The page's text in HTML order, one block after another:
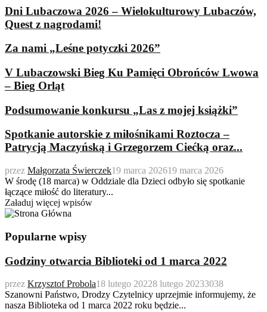
Dni Lubaczowa 2026 – Wielokulturowy Lubaczów,
Quest z nagrodami!
Za nami „Leśne potyczki 2026”
V Lubaczowski Bieg Ku Pamięci Obrońców Lwowa
– Bieg Orląt
Podsumowanie konkursu „Las z mojej książki”
Spotkanie autorskie z miłośnikami Roztocza –
Patrycją Maczyńską i Grzegorzem Ciećką oraz...
przez Małgorzata Świerczek19 marca 202619 marca 2026
W środę (18 marca) w Oddziale dla Dzieci odbyło się spotkanie
łączące miłość do literatury...
Załaduj więcej wpisów
Popularne wpisy
Godziny otwarcia Biblioteki od 1 marca 2022
przez Krzysztof Probola18 lutego 20228 lutego 20233038
Szanowni Państwo, Drodzy Czytelnicy uprzejmie informujemy, że
nasza Biblioteka od 1 marca 2022 roku będzie...